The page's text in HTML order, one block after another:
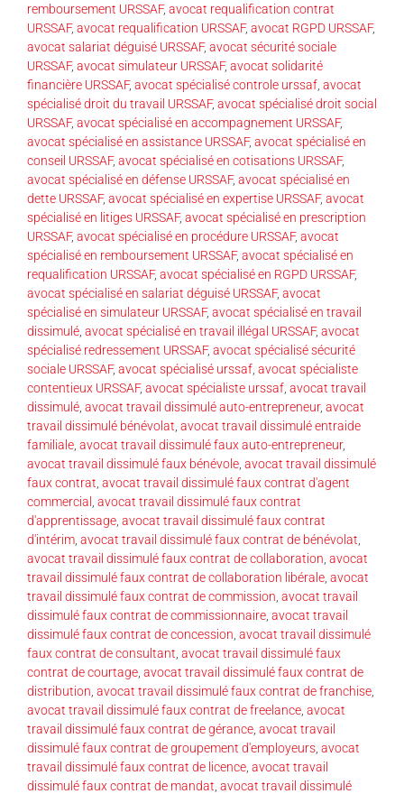
remboursement URSSAF, avocat requalification contrat
URSSAF, avocat requalification URSSAF, avocat RGPD URSSAF,
avocat salariat déguisé URSSAF, avocat sécurité sociale
URSSAF, avocat simulateur URSSAF, avocat solidarité
financière URSSAF, avocat spécialisé controle urssaf avocat
spécialisé droit du travail URSSAF, avocat spécialisé droit social
URSSAF, avocat spécialisé en accompagnement URSSAF,
avocat spécialisé en assistance URSSAF, avocat spécialisé en
conseil URSSAF, avocat spécialisé en cotisations URSSAF,
avocat spécialisé en défense URSSAF, avocat spécialisé en
dette URSSAF, avocat spécialisé en expertise URSSAF, avocat
spécialisé en litiges URSSAF, avocat spécialisé en prescription
URSSAF, avocat spécialisé en procédure URSSAF, avocat
spécialisé en remboursement URSSAF, avocat spécialisé en
requalification URSSAF, avocat spécialisé en RGPD URSSAF,
avocat spécialisé en salariat déguisé URSSAF, avocat
spécialisé en simulateur URSSAF, avocat spécialisé en travail
dissimulé avocat spécialisé en travail illégal URSSAF, avocat
spécialisé redressement URSSAF, avocat spécialisé sécurité
sociale URSSAF, avocat spécialisé urssaf avocat spécialiste
contentieux URSSAF, avocat spécialiste urssaf avocat travail
dissimulé avocat travail dissimulé auto-entrepreneur, avocat
travail dissimulé bénévolat avocat travail dissimulé entraide
familiale avocat travail dissimulé faux auto-entrepreneur,
avocat travail dissimulé faux bénévole avocat travail dissimulé
faux contrat avocat travail dissimulé faux contrat d'agent
commercial avocat travail dissimulé faux contrat
d'apprentissage avocat travail dissimulé faux contrat
d'intérim avocat travail dissimulé faux contrat de bénévolat
avocat travail dissimulé faux contrat de collaboration avocat
travail dissimulé faux contrat de collaboration libérale avocat
travail dissimulé faux contrat de commission avocat travail
dissimulé faux contrat de commissionnaire avocat travail
dissimulé faux contrat de concession avocat travail dissimulé
faux contrat de consultant avocat travail dissimulé faux
contrat de courtage avocat travail dissimulé faux contrat de
distribution avocat travail dissimulé faux contrat de franchise
avocat travail dissimulé faux contrat de freelance avocat
travail dissimulé faux contrat de gérance avocat travail
dissimulé faux contrat de groupement d'employeurs avocat
travail dissimulé faux contrat de licence avocat travail
dissimulé faux contrat de mandat avocat travail dissimulé